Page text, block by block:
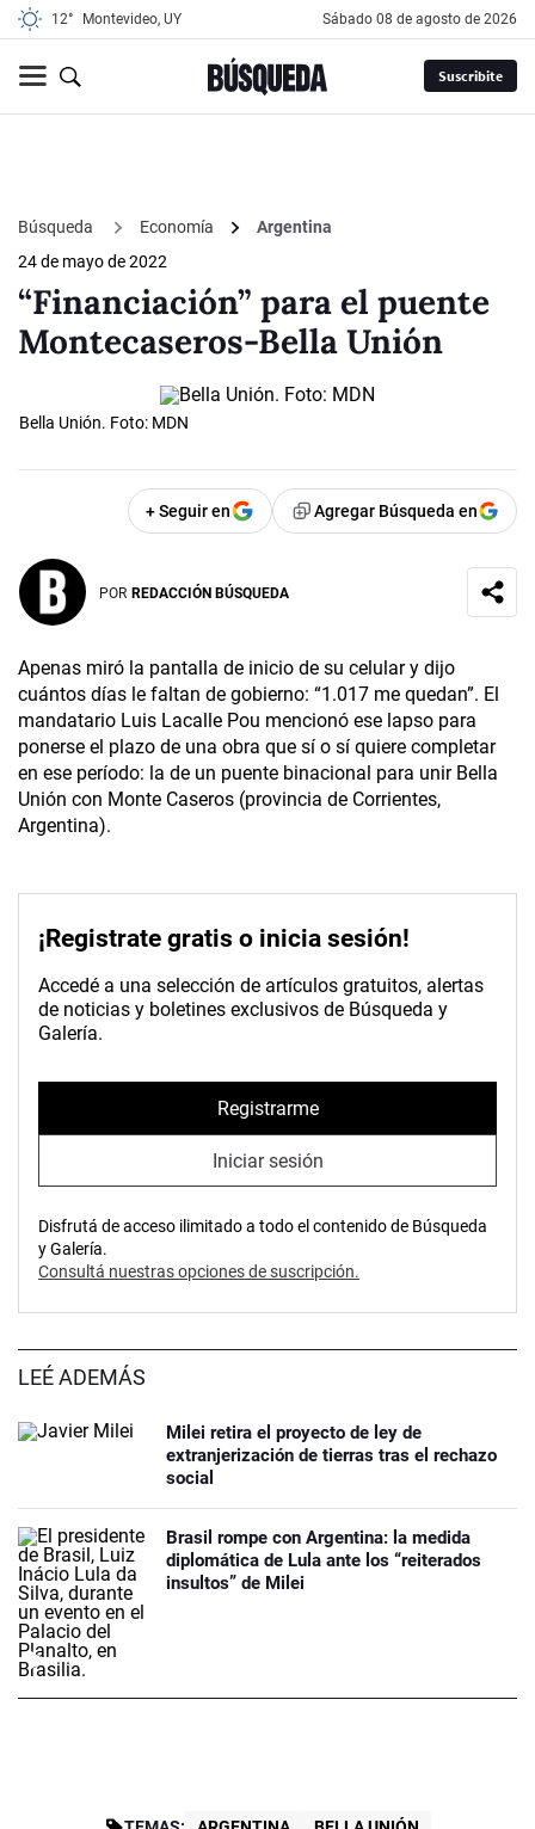
12° Montevideo, UY sábado 08 de agosto de 2026
Suscribite
Búsqueda Economía
Argentina
24 de mayo de 2022
“Financiación” para el puente
Montecaseros-Bella Unión
Bella Unión. Foto: MDN
+ Seguir en Agregar Búsqueda en
POR REDACCIÓN BÚSQUEDA
Apenas miró la pantalla de inicio de su celular y dijo
cuántos días le faltan de gobierno: “1.017 me quedan”. El
mandatario Luis Lacalle Pou mencionó ese lapso para
ponerse el plazo de una obra que sí o sí quiere completar
en ese período: la de un puente binacional para unir Bella
Unión con Monte Caseros (provincia de Corrientes,
Argentina).
¡Registrate gratis o inicia sesión!
Accedé a una selección de artículos gratuitos, alertas
de noticias y boletines exclusivos de Búsqueda y
Galería.
Registrarme
Iniciar sesión
Disfrutá de acceso ilimitado a todo el contenido de Búsqueda
y Galería.
Consultá nuestras opciones de suscripción.
LEÉ ADEMÁS
Milei retira el proyecto de ley de
extranjerización de tierras tras el rechazo
social
Brasil rompe con Argentina: la medida
diplomática de Lula ante los “reiterados
insultos” de Milei